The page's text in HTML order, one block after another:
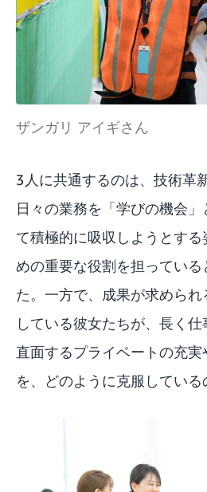
ザンガリ アイギさん
3人に共通するのは、技術革
日々の業務を「学びの機会」
て積極的に吸収しようとす
めの重要な役割を担っている
た。一方で、成果が求めら
している彼女たちが、長く
直面するプライベートの充
を、どのように克服している